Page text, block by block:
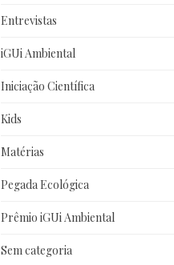
Entrevistas
iGUi Ambiental
Iniciação Científica
Kids
Matérias
Pegada Ecológica
Prêmio iGUi Ambiental
Sem categoria